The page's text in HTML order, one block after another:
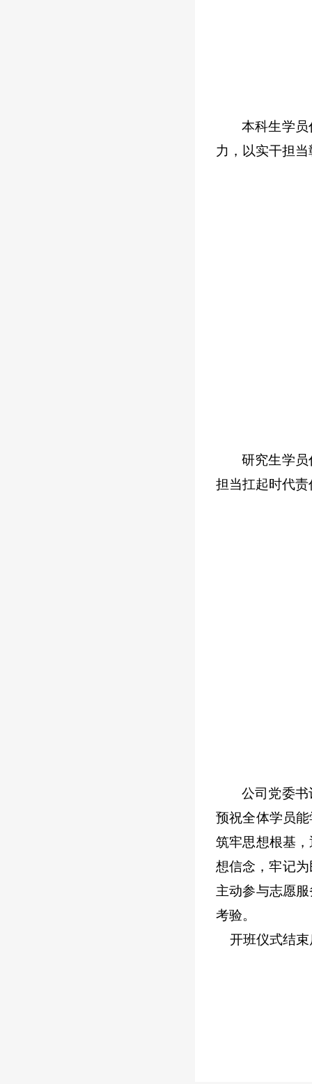
本科生学
力，以实干担
研究生学
担当扛起时代责
公司党委
预祝全体学员
筑牢思想根基
想信念，牢记
主动参与志愿
考验。
开班仪式结束